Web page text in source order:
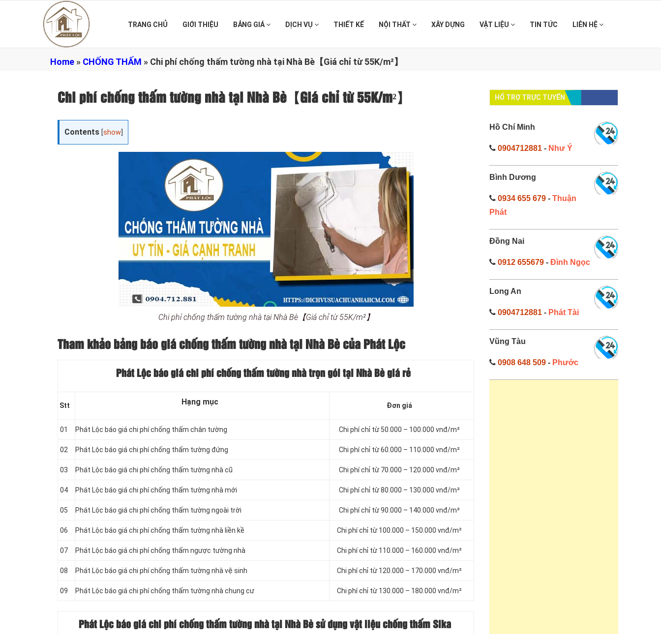
TRANG CHỦ GIỚI THIỆU BẢNG GIÁ DỊCH VỤ THIẾT KẾ NỘI THẤT XÂY DỰNG VẬT LIỆU TIN TỨC LIÊN HỆ
Home » CHỐNG THẤM » Chi phí chống thấm tường nhà tại Nhà Bè【Giá chỉ từ 55K/m²】
Chi phí chống thấm tường nhà tại Nhà Bè【Giá chỉ từ 55K/m²】
Contents [show
Chi phí chống thấm tường nhà tại Nhà Bè【Giá chỉ từ 55K/m²】
Tham khảo bảng báo giá chống thấm tường nhà tại Nhà Bè của Phát Lộc
Phát Lộc báo giá chi phí chống thấm tường nhà trọn gói tại Nhà Bè giá rẻ
Stt Hạng mục Đơn giá
01 Phát Lộc báo giá chi phí chống thấm chân tường Chi phí chỉ từ 50.000 – 100.000 vnđ/m²
02 Phát Lộc báo giá chi phí chống thấm tường đứng Chi phí chỉ từ 60.000 – 110.000 vnđ/m²
03 Phát Lộc báo giá chi phí chống thấm tường nhà cũ Chi phí chỉ từ 70.000 – 120.000 vnđ/m²
04 Phát Lộc báo giá chi phí chống thấm tường nhà mới Chi phí chỉ từ 80.000 – 130.000 vnđ/m²
05 Phát Lộc báo giá chi phí chống thấm tường ngoài trời Chi phí chỉ từ 90.000 – 140.000 vnđ/m²
06 Phát Lộc báo giá chi phí chống thấm tường nhà liền kề Chi phí chỉ từ 100.000 – 150.000 vnđ/m²
07 Phát Lộc báo giá chi phí chống thấm ngược tường nhà Chi phí chỉ từ 110.000 – 160.000 vnđ/m²
08 Phát Lộc báo giá chi phí chống thấm tường nhà vệ sinh Chi phí chỉ từ 120.000 – 170.000 vnđ/m²
09 Phát Lộc báo giá chi phí chống thấm tường nhà chung cư Chi phí chỉ từ 130.000 – 180.000 vnđ/m²
Phát Lộc báo giá chi phí chống thấm tường nhà tại Nhà Bè sử dụng vật liệu chống thấm Sika
HỔ TRỢ TRỰC TUYẾN
Hồ Chí Minh
0904712881- Như Ý
Bình Dương
0934 655 679- Thuận
Phát
Đồng Nai
0912 655679- Đình Ngọc
Long An
0904712881- Phát Tài
Vũng Tàu
0908 648 509- Phước